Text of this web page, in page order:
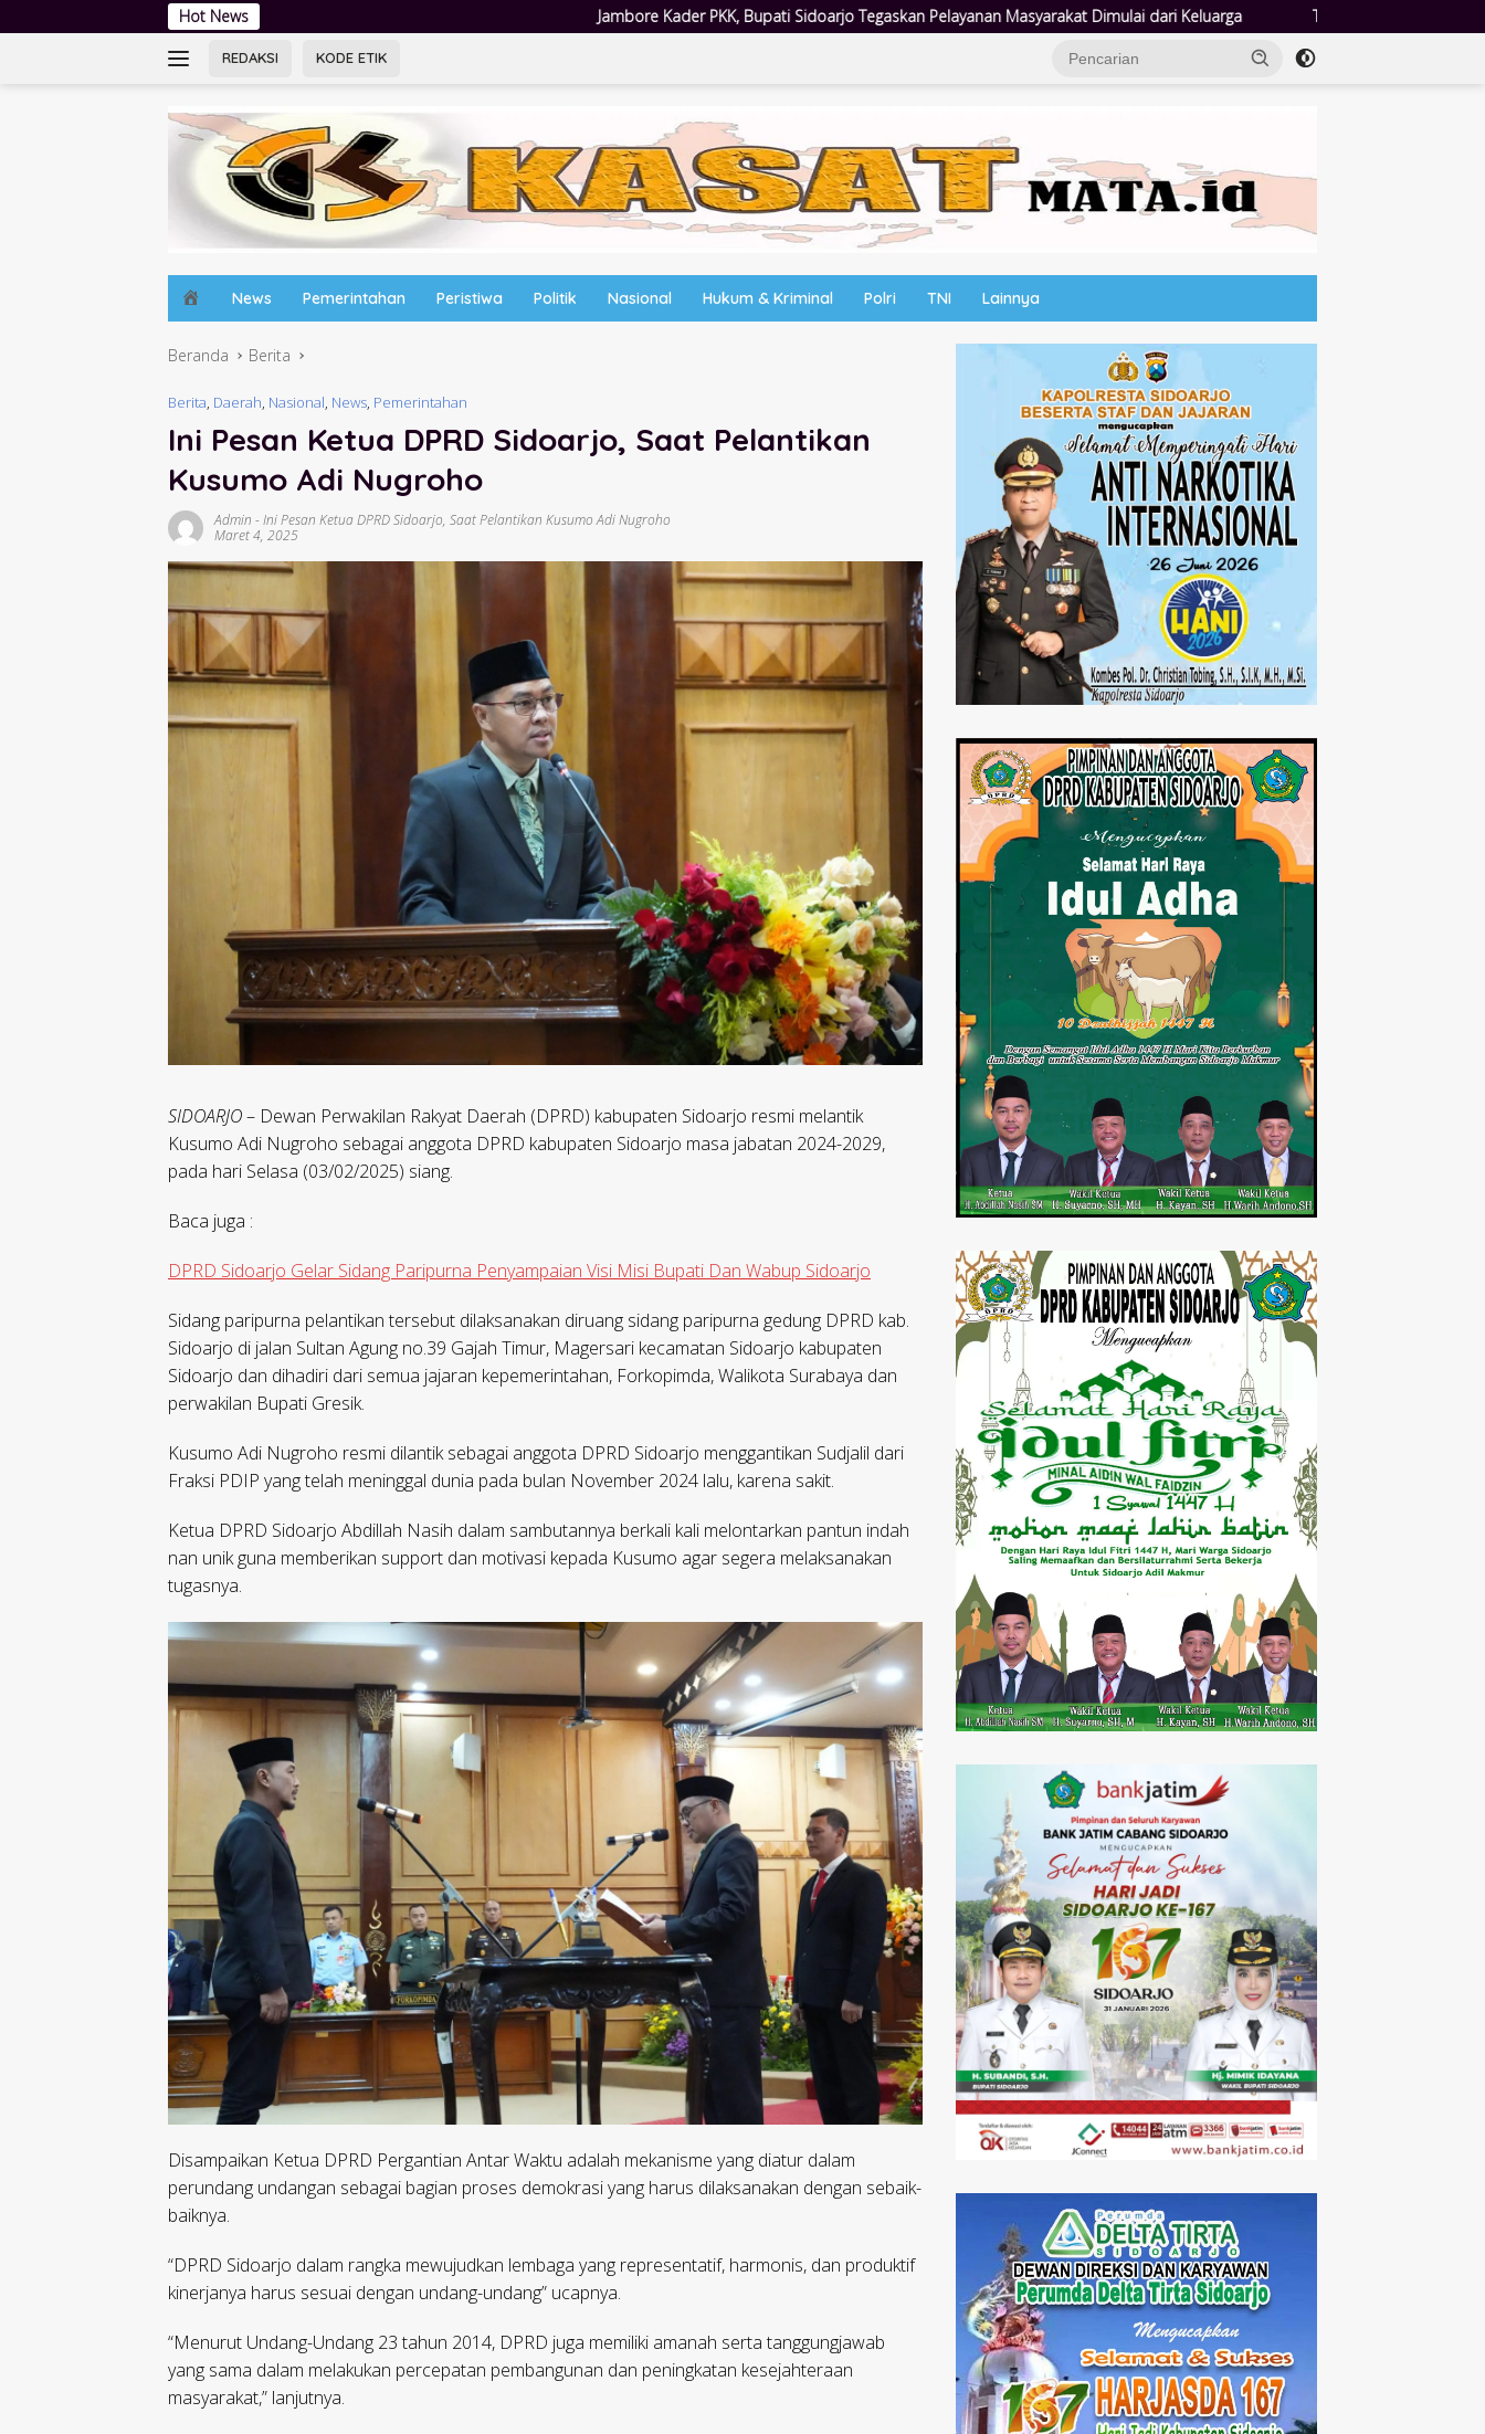
ke
Hot News Jambore Kader PKK, Bupati Sidoarjo Tegaskan Pelayanan Masyarakat Dimulai dari Keluarga Tingkatkan Literasi dan Kepatuhan, DJP Jatim dan GP Ansor
REDAKSI KODE ETIK
o
e
News Pemerintahan Peristiwa Politik Nasional Hukum & Kriminal Polri TNI Lainnya
Beranda Berita
Berita, Daerah, Nasional, News, Pemerintahan
Ini Pesan Ketua DPRD Sidoarjo, Saat Pelantikan
Kusumo Adi Nugroho
Admin -Ini Pesan Ketua DPRD Sidoarjo, Saat Pelantikan Kusumo Adi Nugroho
Maret 4, 2025
SIDOARJO– Dewan Perwakilan Rakyat Daerah (DPRD) kabupaten Sidoarjo resmi melantik
Kusumo Adi Nugroho sebagai anggota DPRD kabupaten Sidoarjo masa jabatan 2024-2029,
pada hari Selasa (03/02/2025) siang.
Baca juga :
DPRD Sidoarjo Gelar Sidang Paripurna Penyampaian Visi Misi Bupati Dan Wabup Sidoarjo
Sidang paripurna pelantikan tersebut dilaksanakan diruang sidang paripurna gedung DPRD kab.
Sidoarjo di jalan Sultan Agung no.39 Gajah Timur, Magersari kecamatan Sidoarjo kabupaten
Sidoarjo dan dihadiri dari semua jajaran kepemerintahan, Forkopimda, Walikota Surabaya dan
perwakilan Bupati Gresik.
Kusumo Adi Nugroho resmi dilantik sebagai anggota DPRD Sidoarjo menggantikan Sudjalil dari
Fraksi PDIP yang telah meninggal dunia pada bulan November 2024 lalu, karena sakit.
Ketua DPRD Sidoarjo Abdillah Nasih dalam sambutannya berkali kali melontarkan pantun indah
nan unik guna memberikan support dan motivasi kepada Kusumo agar segera melaksanakan
tugasnya.
Disampaikan Ketua DPRD Pergantian Antar Waktu adalah mekanisme yang diatur dalam
perundang undangan sebagai bagian proses demokrasi yang harus dilaksanakan dengan sebaik-
baiknya.
“DPRD Sidoarjo dalam rangka mewujudkan lembaga yang representatif, harmonis, dan produktif
kinerjanya harus sesuai dengan undang-undang” ucapnya.
“Menurut Undang-Undang 23 tahun 2014, DPRD juga memiliki amanah serta tanggungjawab
yang sama dalam melakukan percepatan pembangunan dan peningkatan kesejahteraan
masyarakat,” lanjutnya.